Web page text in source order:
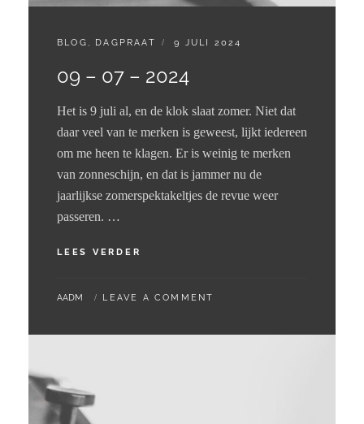
CATEGORIES:
BLOG , DAGPRAAT
GEPLAATST
9 JULI 2024
09 – 07 – 2024
Het is 9 juli al, en de klok slaat zomer. Niet dat
daar veel van te merken is geweest, lijkt iedereen
om me heen te klagen. Er is weinig te merken
van zonneschijn, en dat is jammer nu de
jaarlijkse zomerspektakeltjes de revue weer
passeren. …
LEES VERDER
–
BY
AADM LEAVE A COMMENT